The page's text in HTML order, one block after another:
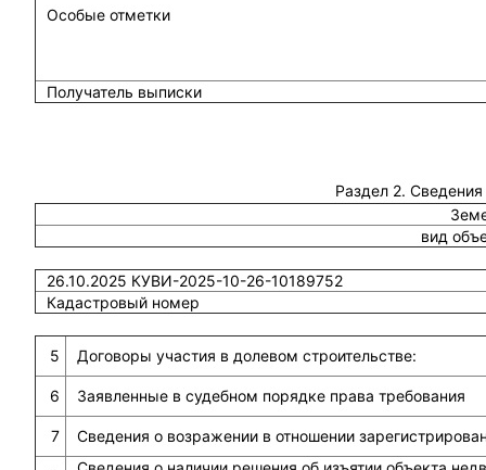
Особые отметки
Получатель выписки
Раздел 2.
вид
26.10.2025 КУВИ-2025-10-26-10189752
Кадастровый номер
5 Договоры участия в долевом строительстве:
6 Заявленные в судебном порядке права требования
7 Сведения о возражении в отношении